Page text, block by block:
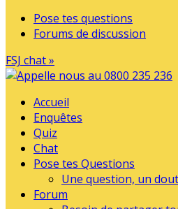
Pose tes questions
Forums de discussion
FSJ chat »
Accueil
Enquêtes
Quiz
Chat
Pose tes Questions
Une question, un
Forum